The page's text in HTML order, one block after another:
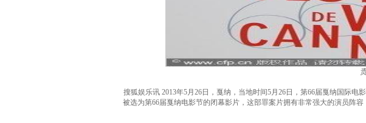
搜狐娱乐讯 2013年5月26日，戛纳，当地时间5月26日，第66届戛纳国际电
被选为第66届戛纳电影节的闭幕影片，这部罪案片拥有非常强大的演员阵